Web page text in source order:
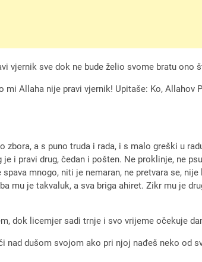
vjernik sve dok ne bude želio svome bratu ono
Allaha nije pravi vjernik! Upitaše: Ko, Allahov
a s puno truda i rada, i s malo greški u
i pravi drug, čedan i pošten. Ne proklinje, ne
mnogo, niti je nemaran, ne pretvara se,
mu je takvaluk, a sva briga ahiret. Zikr mu je
dok licemjer sadi trnje i svo vrijeme očekuje
dušom svojom ako pri njoj nađeš neko od